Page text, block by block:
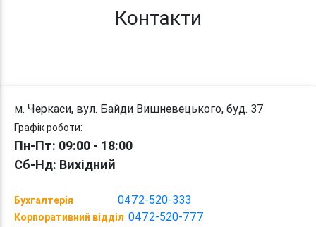
Контакти
м. Черкаси, вул. Байди Вишневецького, буд. 37
Графік роботи:
Пн-Пт: 09:00 - 18:00
Сб-Нд: Вихідний
Бухгалтерія 0472-520-333
Корпоративний відділ 0472-520-777